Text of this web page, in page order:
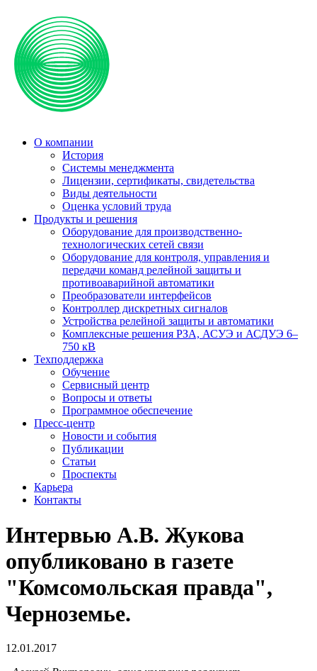
О компании
История
Системы менеджмента
Лицензии, сертификаты, свидетельства
Виды деятельности
Оценка условий труда
Продукты и решения
Оборудование для производственно-
технологических сетей связи
Оборудование для контроля, управления и
передачи команд релейной защиты и
противоаварийной автоматики
Преобразователи интерфейсов
Контроллер дискретных сигналов
Устройства релейной защиты и автоматики
Комплексные решения РЗА, АСУЭ и АСДУЭ 6–
750 кВ
Техподдержка
Обучение
Сервисный центр
Вопросы и ответы
Программное обеспечение
Пресс-центр
Новости и события
Публикации
Статьи
Проспекты
Карьера
Контакты
Интервью А.В. Жукова
опубликовано в газете
"Комсомольская правда",
Черноземье.
12.01.2017